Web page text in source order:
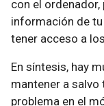
con el
información de
tener acceso a
En síntesis, hay
mantener a
problema en el